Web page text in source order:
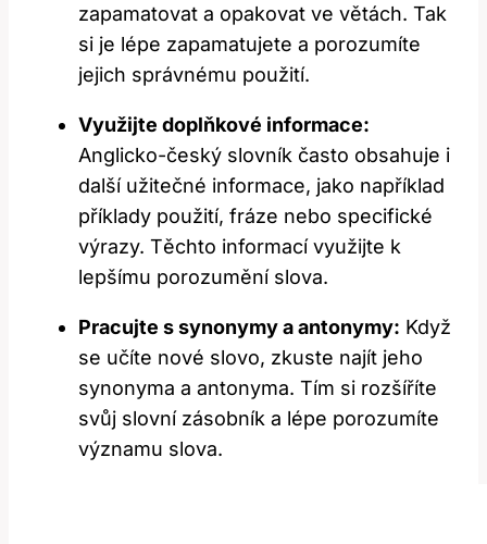
zapamatovat ⁢a⁣ opakovat ve větách. Tak
si‌ je lépe zapamatujete a porozumíte
jejich správnému použití.
Využijte doplňkové informace:
Anglicko-český slovník často obsahuje ‍i‍
další užitečné informace, jako například
příklady použití, fráze nebo specifické​
výrazy. Těchto informací‌ využijte ​k
lepšímu porozumění slova.
Pracujte s synonymy a antonymy: Když
se učíte nové slovo, zkuste ⁤najít jeho​
synonyma⁣ a⁢ antonyma. Tím‌ si rozšíříte⁣
svůj slovní ⁢zásobník a lépe porozumíte
významu slova.